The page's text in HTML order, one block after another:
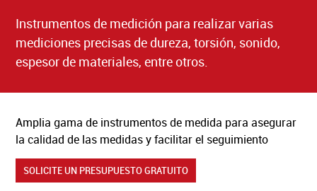
BÁSCULAS Y BÁSCULAS PUENTE
A BARCELBAL
SOLICITUD DE ASISTENCIA TÉCNICA
FAQ’S
POLÍTICA DE PRIVACIDAD
Instrumentos de medición para realizar varias
mediciones precisas de dureza, torsión, sonido,
espesor de materiales, entre otros.
Amplia gama de instrumentos de medida para asegurar
la calidad de las medidas y facilitar el seguimiento
SOLICITE UN PRESUPUESTO GRATUITO